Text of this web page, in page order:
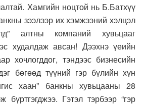
Хамгийн ноцтой нь Б.Батхүү
зээлээр их хэмжээний хэлцэл
алтны компаний хувьцааг
худалдаж авсан! Дээхнэ үеийн
хочлогддог, тэндээс бизнесийн
бөгөөд түүний гэр бүлийн хүн
хаан” банкны хувьцааны 28
бүртгэгджээ. Гэтэл тэрбээр “гэр